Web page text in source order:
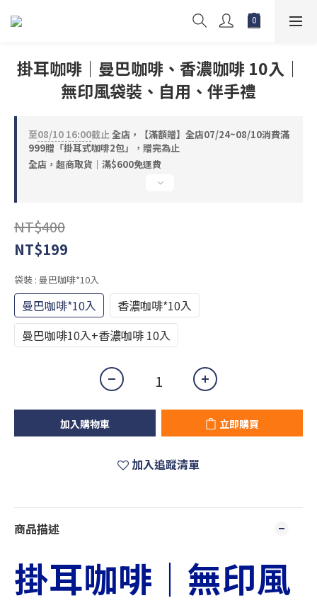
掛耳咖啡｜曼巴咖啡、香濃咖啡 10入｜
無印風袋裝、自用、伴手禮
至08/10 16:00截止全店，【滿額贈】全店07/24~08/10消費滿
999贈「掛耳式咖啡2包」，贈完為止
全店，超商取貨｜滿$600免運費
NT$400
NT$199
袋裝 : 曼巴咖啡*10入
曼巴咖啡*10入
香濃咖啡*10入
曼巴咖啡10入+香濃咖啡 10入
加入購物車 立即購買
加入追蹤清單
商品描述
掛耳咖啡｜ 無印風